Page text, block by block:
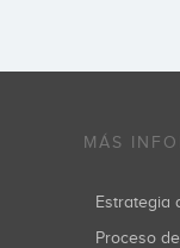
MÁS
Proceso